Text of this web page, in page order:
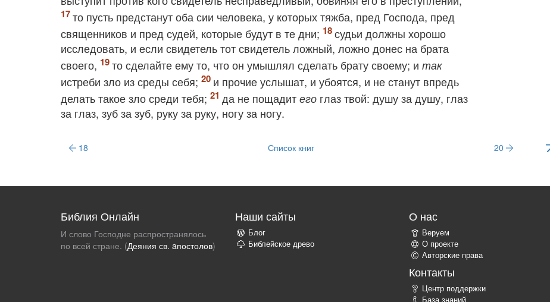
то пусть предстанут оба сии человека, у которых тяжба, пред Господа, пред
священников и пред судей, которые будут в те дни;
судьи должны хорошо
исследовать, и если свидетель тот свидетель ложный, ложно донес на брата
своего,
то сделайте ему то, что он умышлял сделать брату своему; и так
истреби зло из среды себя;
и прочие услышат, и убоятся, и не станут впредь
делать такое зло среди тебя;
да не пощадит его глаз твой: душу за душу, глаз
за глаз, зуб за зуб, руку за руку, ногу за ногу.
18 Список книг 20
Библия Онлайн
И слово Господне распространялось
по всей стране. (Деяния св. aпостолов)
Наши сайты
Блог
Библейское древо
О нас
Веруем
О проекте
Авторские права
Контакты
Центр поддержки
База знаний